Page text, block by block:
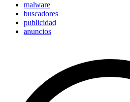
malware
buscadores
publicidad
anuncios